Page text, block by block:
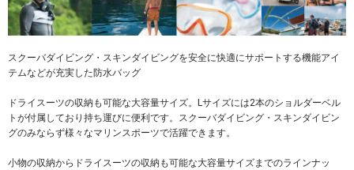
スクーバダイビング・スキンダイビングを安全に快適にサポートする機能アイ
テムなどが充実した防水バッグ
ドライスーツの収納も可能な大容量サイズ。Lサイズには2本のショルダーベル
トが付属しており持ち運びに便利です。スクーバダイビング・スキンダイビン
グのみならず様々なマリンスポーツで活躍できます。
小物の収納からドライスーツの収納も可能な大容量サイズまでのラインナッ